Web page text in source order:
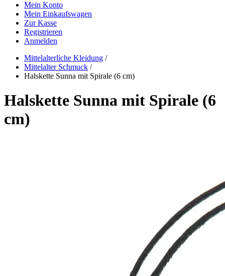
Mein Konto
Mein Einkaufswagen
Zur Kasse
Registrieren
Anmelden
Mittelalterliche Kleidung /
Mittelalter Schmuck /
Halskette Sunna mit Spirale (6 cm)
Halskette Sunna mit Spirale (6
cm)